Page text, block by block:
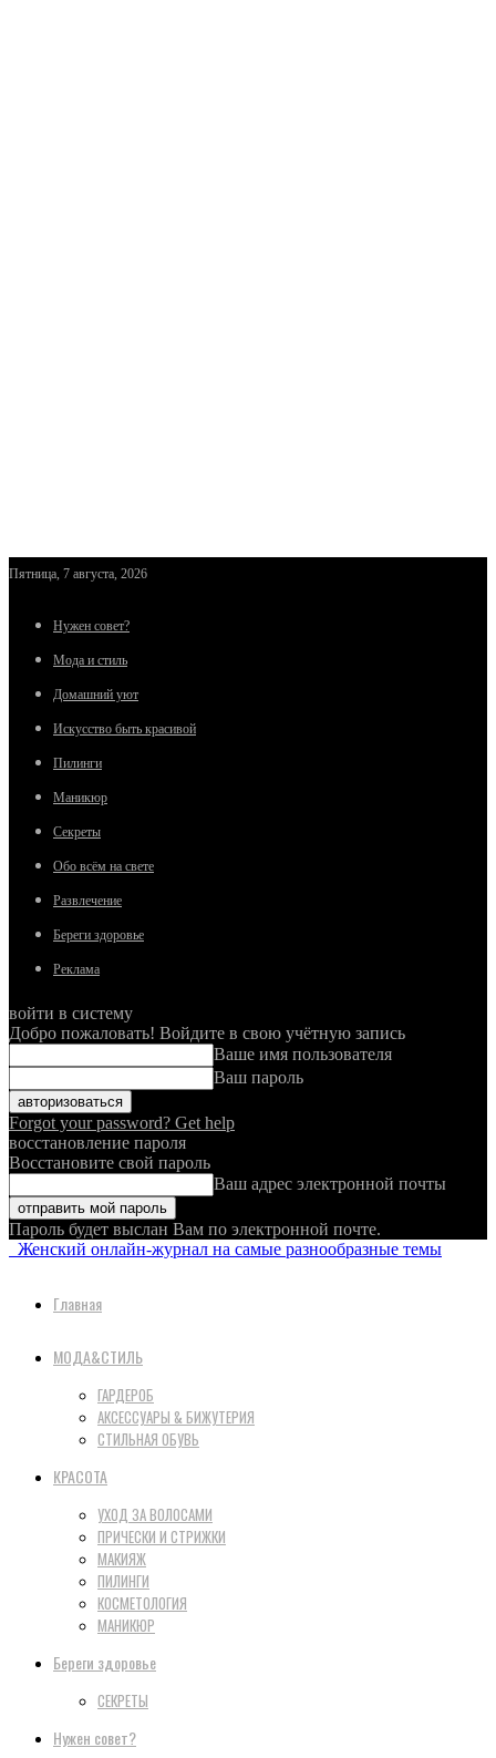
Пятница, 7 августа, 2026
Нужен совет?
Мода и стиль
Домашний уют
Искусство быть красивой
Пилинги
Маникюр
Секреты
Обо всём на свете
Развлечение
Береги здоровье
Реклама
войти в систему
Добро пожаловать! Войдите в свою учётную запись
Ваше имя пользователя
Ваш пароль
Forgot your password? Get help
восстановление пароля
Восстановите свой пароль
Ваш адрес электронной почты
Пароль будет выслан Вам по электронной почте.
Женский онлайн-журнал на самые разнообразные темы
Главная
МОДА&СТИЛЬ
ГАРДЕРОБ
АКСЕССУАРЫ & БИЖУТЕРИЯ
СТИЛЬНАЯ ОБУВЬ
КРАСОТА
УХОД ЗА ВОЛОСАМИ
ПРИЧЕСКИ И СТРИЖКИ
МАКИЯЖ
ПИЛИНГИ
КОСМЕТОЛОГИЯ
МАНИКЮР
Береги здоровье
СЕКРЕТЫ
Нужен совет?